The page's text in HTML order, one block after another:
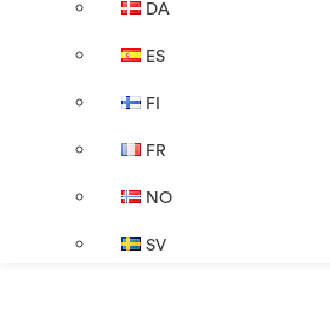
DA
ES
FI
FR
NO
SV